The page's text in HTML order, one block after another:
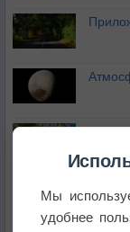
В
Мы
удобнее